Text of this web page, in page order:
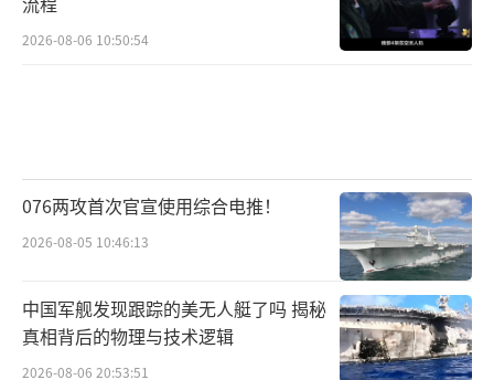
泽连斯基在急转中作出的让步是默认俄罗
举。如果不让步，美国撒手不管，俄军接着猛
打，乌克兰可能失去更多。现在默认占区、同
意停火，至少能稳住阵脚，图个缓冲期。尽管
泽连斯基的处境归根到底是这场美俄会晤
2026-08-06 10:50:54
076两攻首次官宣使用综合电推！
2026-08-05 10:46:13
中国军舰发现跟踪的美无人艇了吗 揭秘
真相背后的物理与技术逻辑
2026-08-06 20:53:51